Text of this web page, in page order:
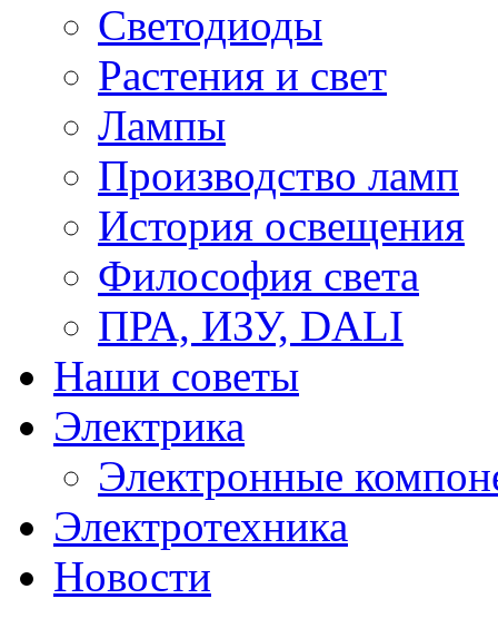
Светодиоды
Растения и свет
Лампы
Производство ламп
История освещения
Философия света
ПРА, ИЗУ, DALI
Наши советы
Электрика
Электронные
Электротехника
Новости